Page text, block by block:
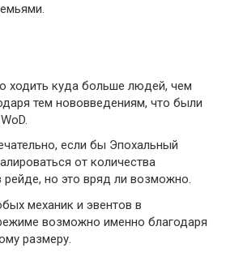
ходить куда больше людей, чем
тем нововведениям, что были
если бы Эпохальный
от количества
рейде, но это вряд ли возможно.
механик и эвентов в
возможно именно благодаря
размеру.